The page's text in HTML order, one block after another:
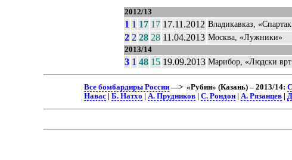
2012/13
1 1 17 17 17.11.2012 Владикавказ,
2 2 28 28 11.04.2013 Москва, «Лужники»
2013/14
3 1 48 15 19.09.2013 Марибор, «Людски
Все бомбардиры России—> «Рубин» (Казань) – 2013/14:
Навас| Б. Натхо А. Прудников| С. Рондон| А. Рязанцев|